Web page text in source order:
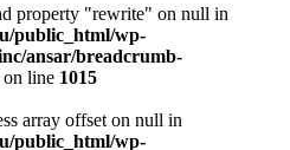
property "rewrite" on null in
public_html/wp-
ansar/breadcrumb-
on line 1015
array offset on null in
public_html/wp-